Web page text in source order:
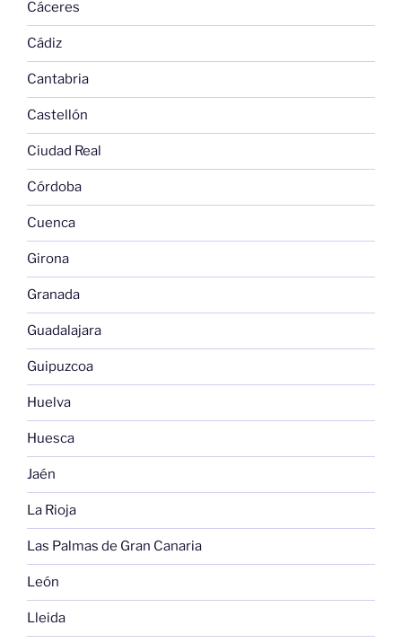
Cáceres
Cádiz
Cantabria
Castellón
Ciudad Real
Córdoba
Cuenca
Girona
Granada
Guadalajara
Guipuzcoa
Huelva
Huesca
Jaén
La Rioja
Las Palmas de Gran Canaria
León
Lleida